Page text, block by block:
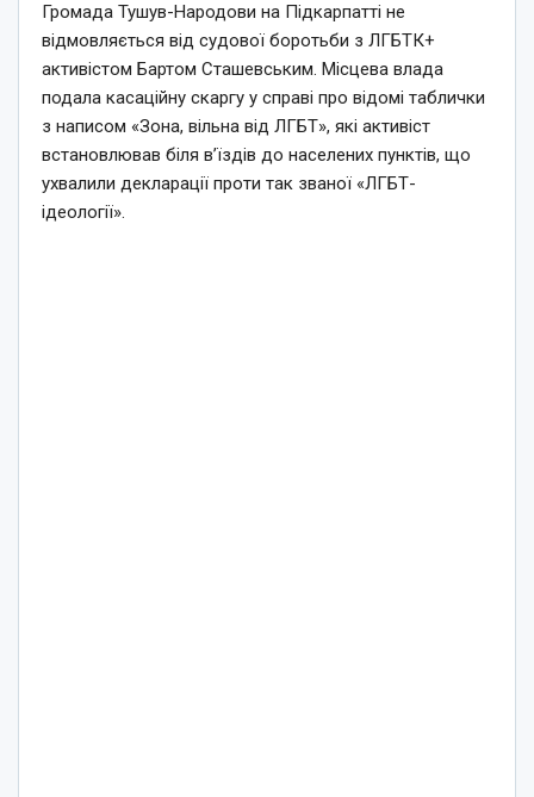
Громада Тушув-Народови на Підкарпатті не
відмовляється від судової боротьби з ЛГБТК+
активістом Бартом Сташевським. Місцева влада
подала касаційну скаргу у справі про відомі таблички
з написом «Зона, вільна від ЛГБТ», які активіст
встановлював біля в’їздів до населених пунктів, що
ухвалили декларації проти так званої «ЛГБТ-
ідеології».